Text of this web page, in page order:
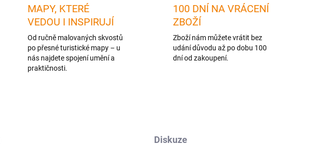
MAPY, KTERÉ
VEDOU I INSPIRUJÍ
Od ručně malovaných skvostů
po přesné turistické mapy – u
nás najdete spojení umění a
praktičnosti.
100 DNÍ NA VRÁCENÍ
ZBOŽÍ
Zboží nám můžete vrátit bez
udání důvodu až po dobu 100
dní od zakoupení.
Diskuze